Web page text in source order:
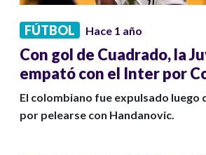
FÚTBOL Hace 1 año
Con gol de Cuadrado, la
empató con el Inter por
El colombiano fue expulsado luego
por pelearse con Handanovic.